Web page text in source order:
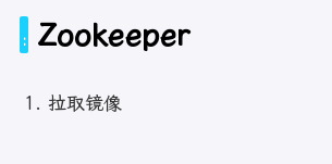
Zookeeper
拉取镜像